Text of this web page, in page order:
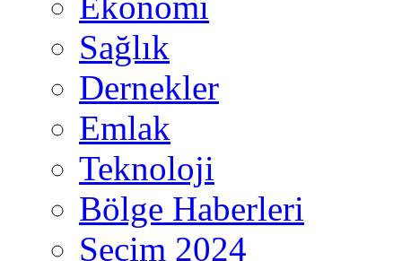
Sağlık
Dernekler
Emlak
Teknoloji
Bölge Haberleri
Seçim 2024